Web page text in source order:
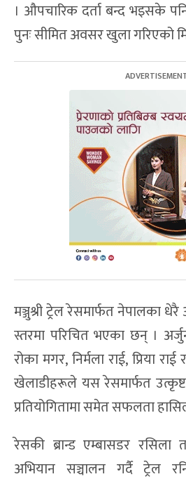
। औपचारिक दर्ता बन्द भइसके
पुनः सीमित अवसर खुला गरिएको
मञ्जुश्री ट्रेल रेसमार्फत नेपालका धेरै
स्तरमा परिचित भएका छन् ।
रोका मगर, निर्मला राई, प्रिया
खेलाडीहरूले यस रेसमार्फत उत्कृष्ट
प्रतियोगितामा समेत सफलता
रेसकी ब्रान्ड एम्बासडर रसिला
अभियान सञ्चालन गर्दै ट्रेल